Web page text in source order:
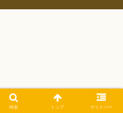
検索 トップ サイドバー